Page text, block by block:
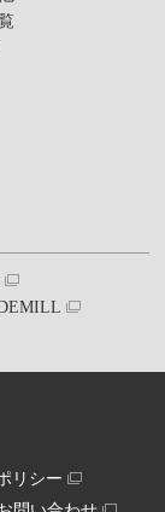
リシー